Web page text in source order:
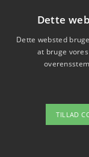
Sådan
reduktion
Om
Dette
Dette websted
at bruge
TILLAD